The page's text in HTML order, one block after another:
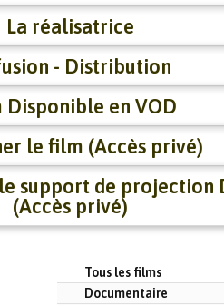
La réalisatrice
- Distribution
Disponible en VOD
le film (Accès privé)
support de projection
(Accès privé)
Tous les films
Documentaire